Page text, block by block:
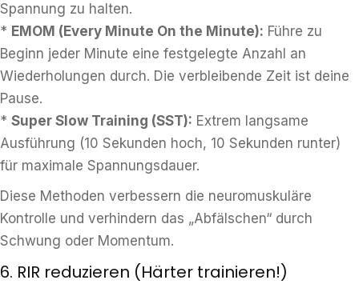
Spannung zu halten.
* EMOM (Every Minute On the Minute): Führe zu
Beginn jeder Minute eine festgelegte Anzahl an
Wiederholungen durch. Die verbleibende Zeit ist deine
Pause.
* Super Slow Training (SST): Extrem langsame
Ausführung (10 Sekunden hoch, 10 Sekunden runter)
für maximale Spannungsdauer.
Diese Methoden verbessern die neuromuskuläre
Kontrolle und verhindern das „Abfälschen“ durch
Schwung oder Momentum.
6. RIR reduzieren (Härter trainieren!)